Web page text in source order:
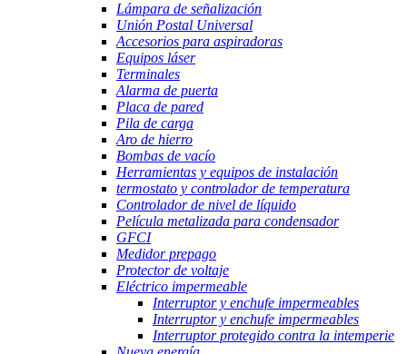
Lámpara de señalización
Unión Postal Universal
Accesorios para aspiradoras
Equipos láser
Terminales
Alarma de puerta
Placa de pared
Pila de carga
Aro de hierro
Bombas de vacío
Herramientas y equipos de instalación
termostato y controlador de temperatura
Controlador de nivel de líquido
Película metalizada para condensador
GFCI
Medidor prepago
Protector de voltaje
Eléctrico impermeable
Interruptor y enchufe impermeables
Interruptor y enchufe impermeables
Interruptor protegido contra la intemperie